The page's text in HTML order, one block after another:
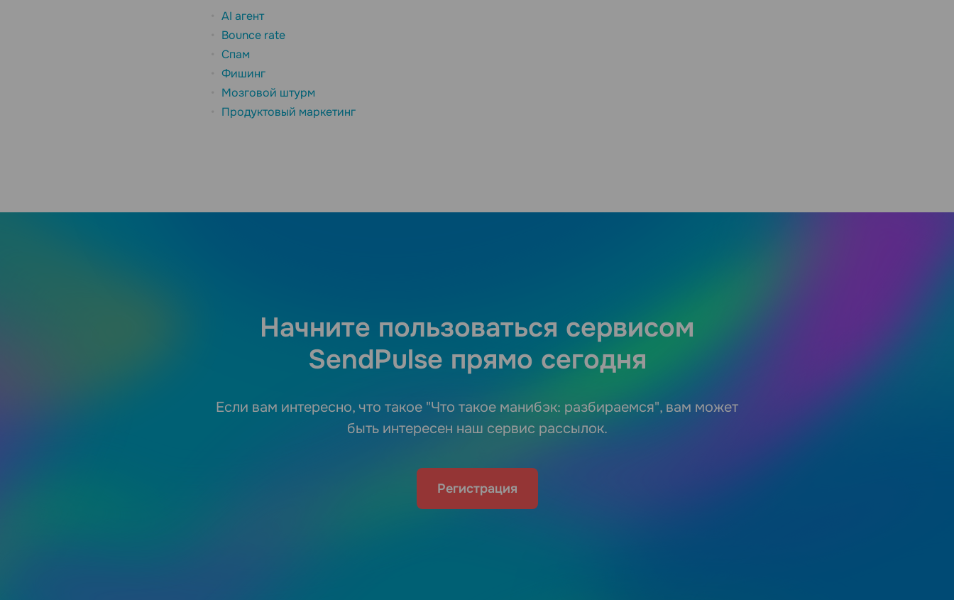
AI агент
Bounce rate
Спам
Фишинг
Мозговой штурм
Продуктовый маркетинг
Начните пользоваться сервисом
SendPulse прямо сегодня
Если вам интересно, что такое "Что такое манибэк: разбираемся", вам может
быть интересен наш сервис рассылок.
Регистрация